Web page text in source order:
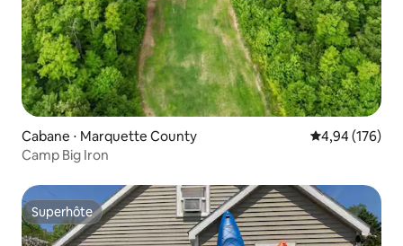
Cabane ⋅ Marquette County Évaluation
4,94 (176)
Camp Big Iron
Superhôte
Superhôte